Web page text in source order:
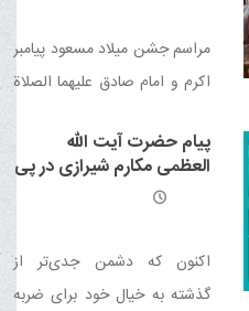
حوزه عملیه
مراسم جشن میلاد مسعود پیامبر
اکرم و امام صادق علیهما الصلاة
از طلاب توسط حضرت آیت الله
العظمی مکارم شیرازی در دفتر
پیام حضرت آیت الله
العظمی مکارم شیرازی در پی
حوادث اخیر کشور
اکنون که دشمن جدی‌تر از
گذشته به خیال خود برای ضربه